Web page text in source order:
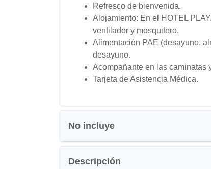
Refresco de bienvenida.
Alojamiento: En el HOTEL
ventilador y mosquitero.
Alimentación PAE (desayuno,
desayuno.
Acompañante en las caminatas
Tarjeta de Asistencia Médica.
No incluye
Descripción